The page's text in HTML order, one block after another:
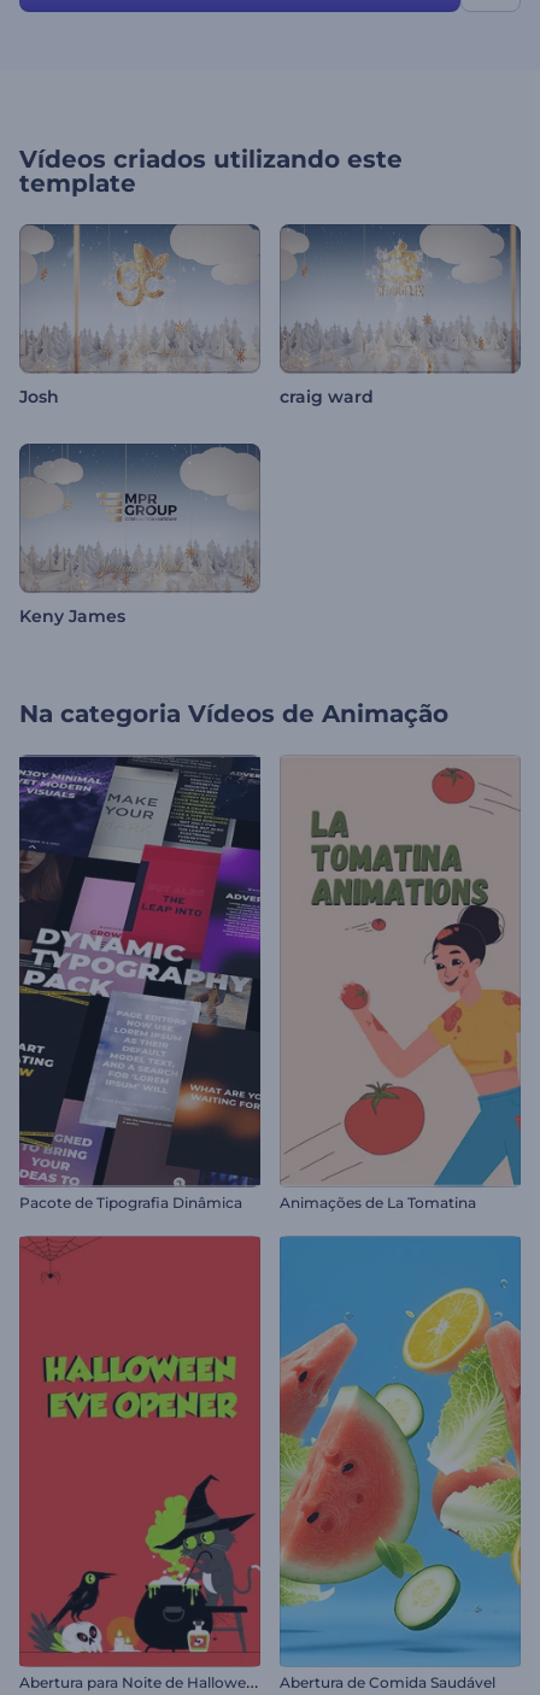
Vídeos criados utilizando este
template
Josh craig ward
Keny James
Na categoria Vídeos de Animação
Pacote de Tipografia Dinâmica Animações de La Tomatina
A
bertura para Noite de Halloween Abertura de Comida Saudável